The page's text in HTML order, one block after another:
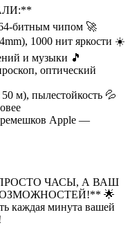
битным чипом 🚀
1000 нит яркости ☀️
и музыки 🎵
оптический
м), пылестойкость 💦
Apple —
ПРОСТО ЧАСЫ, А ВАШ
🌟
каждая минута вашей